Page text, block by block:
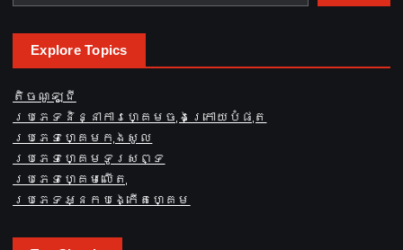
Explore Topics
តិចណូឡូជី
ប្រភេទនិន្នាការហ្គេមចុងក្រោយបំផុត
ប្រភេទហ្គេមកុងសូល
ប្រភេទហ្គេមទូរសព្ទ
ប្រភេទហ្គេមលើតុ
ប្រភេទអ្នកបង្កើតហ្គេម